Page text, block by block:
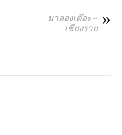
»
มาลองเต๊อะ –
เชียงราย